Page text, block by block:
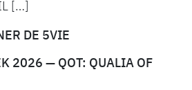
[…]
DE 5VIE
2026 — QOT: QUALIA OF